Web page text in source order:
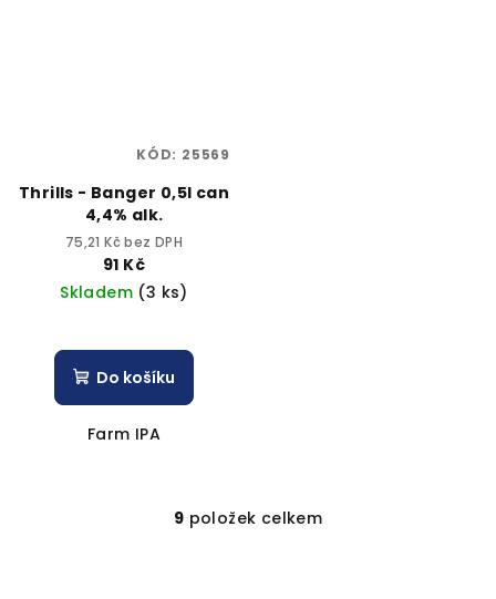
Thrills - Banger 0,5l can
4,4% alk.
75,21 Kč bez DPH
91 Kč
Skladem (3 ks)
Do košíku
Farm IPA
KÓD: 25569
O
9 položek celkem